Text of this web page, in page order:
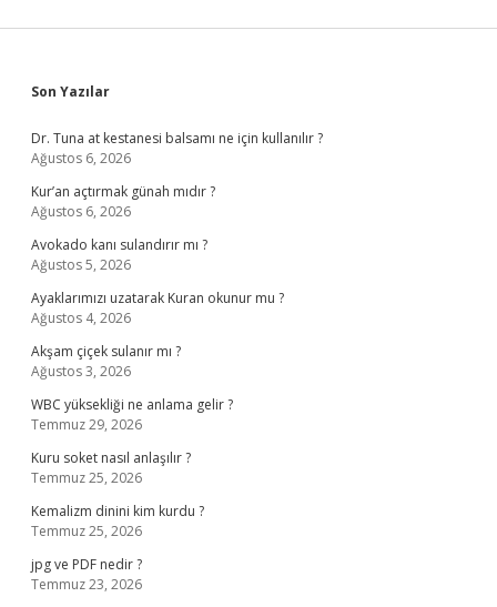
Sidebar
Son Yazılar
Dr. Tuna at kestanesi balsamı ne için kullanılır ?
Ağustos 6, 2026
Kur’an açtırmak günah mıdır ?
Ağustos 6, 2026
Avokado kanı sulandırır mı ?
Ağustos 5, 2026
Ayaklarımızı uzatarak Kuran okunur mu ?
Ağustos 4, 2026
Akşam çiçek sulanır mı ?
Ağustos 3, 2026
WBC yüksekliği ne anlama gelir ?
Temmuz 29, 2026
Kuru soket nasıl anlaşılır ?
Temmuz 25, 2026
Kemalizm dinini kim kurdu ?
Temmuz 25, 2026
jpg ve PDF nedir ?
Temmuz 23, 2026